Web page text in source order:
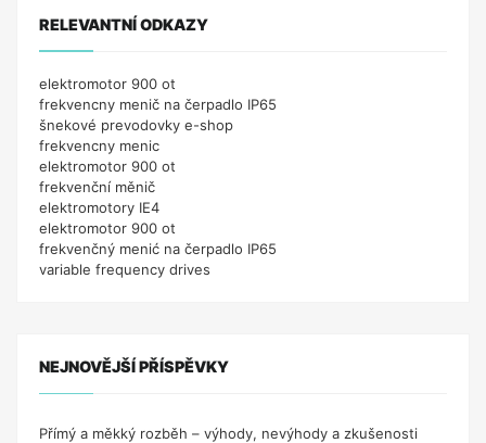
RELEVANTNÍ ODKAZY
elektromotor 900 ot
frekvencny menič na čerpadlo IP65
šnekové prevodovky e-shop
frekvencny menic
elektromotor 900 ot
frekvenční měnič
elektromotory IE4
elektromotor 900 ot
frekvenčný menić na čerpadlo IP65
variable frequency drives
NEJNOVĚJŠÍ PŘÍSPĚVKY
Přímý a měkký rozběh – výhody, nevýhody a zkušenosti